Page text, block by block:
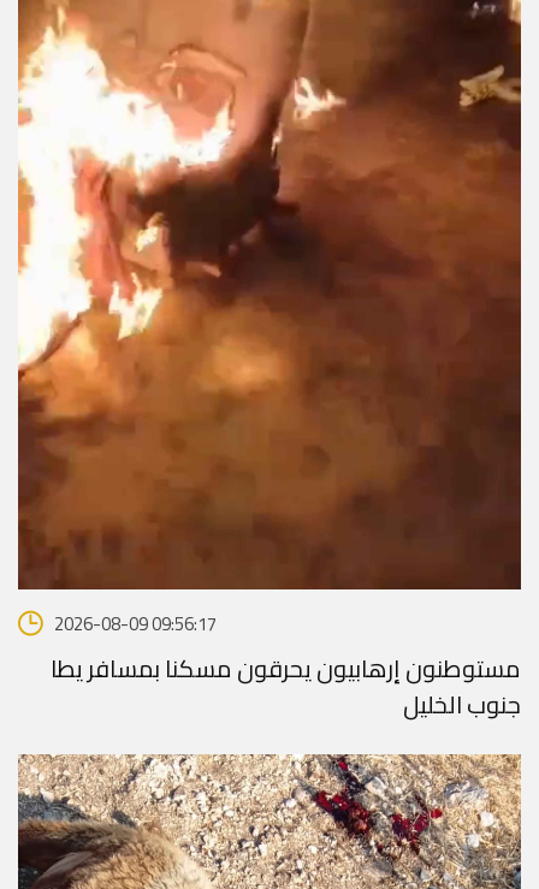
2026-08-09 09:56:17
مستوطنون إرهابيون يحرقون مسكنا بمسافر يطا
جنوب الخليل